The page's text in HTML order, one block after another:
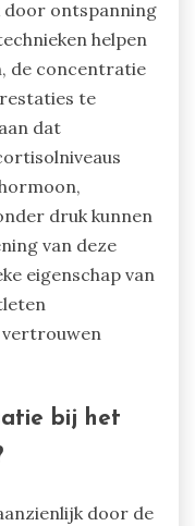
ontspanning
helpen
de concentratie
te
dat
druk kunnen
van deze
eigenschap van
bij het
door de